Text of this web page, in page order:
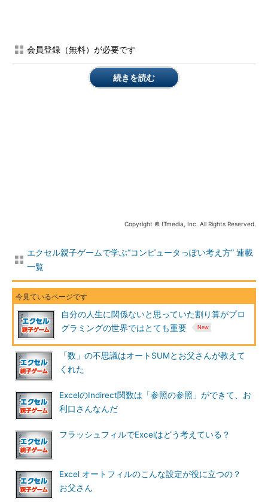
いてくるかもしれないな…
ダイゴ君は、考えているふりをしながら、なかなか続きを言い
確かにその通りです。当てずっぽうでやっていたらいつ当たる
ています。ここからがダイゴ君の腕の見せ所です。
そうか、違うのか。てっきり999だと
の999とお父さんの数字を混ぜてしま
おう
そういってダイゴ君は、お父さんに電卓を渡しました。
けてほしいんだ。この電卓を使ってい
3桁同士の掛け算を暗算で行うのは確かに大変です。
会員登録（無料）が必要です
続きを読む
Copyright © ITmedia, Inc. All Rights Reserved.
エクセル親子ゲームで学ぶ“コンピュータっぽい考え方” 連載
一覧
自分の人生に関係ないと思っていた割り算がプロ
グラミングの世界ではとても重要
「数」の不思議はオートSUMとお父さんが教えて
くれた
ExcelのIndirect関数は「参照の参照」ができて、お
利口さんなんだ
フラッシュフィルでExcelはどう考えている？
Excel オートフィルのこんな設定が役に立つの？
お父さん